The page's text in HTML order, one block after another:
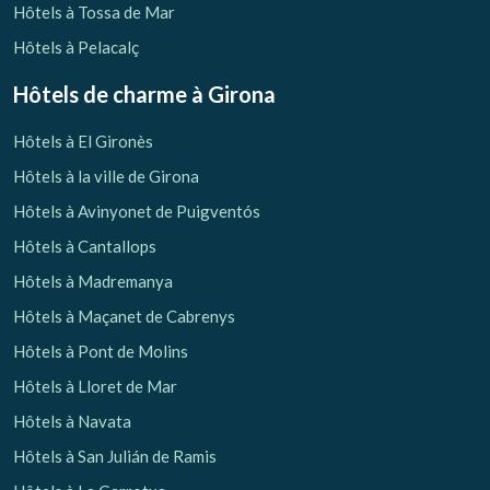
Hôtels à Tossa de Mar
Hôtels à Pelacalç
Hôtels de charme à Girona
Hôtels à El Gironès
Hôtels à la ville de Girona
Hôtels à Avinyonet de Puigventós
Hôtels à Cantallops
Hôtels à Madremanya
Hôtels à Maçanet de Cabrenys
Hôtels à Pont de Molins
Hôtels à Lloret de Mar
Hôtels à Navata
Hôtels à San Julián de Ramis